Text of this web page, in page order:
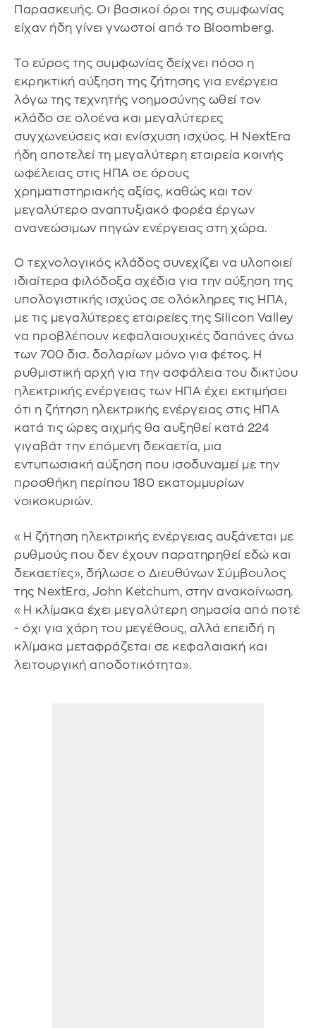
Παρασκευής. Οι βασικοί όροι της συμφωνίας
είχαν ήδη γίνει γνωστοί από το Bloomberg.
Το εύρος της συμφωνίας δείχνει πόσο η
εκρηκτική αύξηση της ζήτησης για ενέργεια
λόγω της τεχνητής νοημοσύνης ωθεί τον
κλάδο σε ολοένα και μεγαλύτερες
συγχωνεύσεις και ενίσχυση ισχύος. Η NextEra
ήδη αποτελεί τη μεγαλύτερη εταιρεία κοινής
ωφέλειας στις ΗΠΑ σε όρους
χρηματιστηριακής αξίας, καθώς και τον
μεγαλύτερο αναπτυξιακό φορέα έργων
ανανεώσιμων πηγών ενέργειας στη χώρα.
Ο τεχνολογικός κλάδος συνεχίζει να υλοποιεί
ιδιαίτερα φιλόδοξα σχέδια για την αύξηση της
υπολογιστικής ισχύος σε ολόκληρες τις ΗΠΑ,
με τις μεγαλύτερες εταιρείες της Silicon Valley
να προβλέπουν κεφαλαιουχικές δαπάνες άνω
των 700 δισ. δολαρίων μόνο για φέτος. Η
ρυθμιστική αρχή για την ασφάλεια του δικτύου
ηλεκτρικής ενέργειας των ΗΠΑ έχει εκτιμήσει
ότι η ζήτηση ηλεκτρικής ενέργειας στις ΗΠΑ
κατά τις ώρες αιχμής θα αυξηθεί κατά 224
γιγαβάτ την επόμενη δεκαετία, μια
εντυπωσιακή αύξηση που ισοδυναμεί με την
προσθήκη περίπου 180 εκατομμυρίων
νοικοκυριών.
«Η ζήτηση ηλεκτρικής ενέργειας αυξάνεται με
ρυθμούς που δεν έχουν παρατηρηθεί εδώ και
δεκαετίες», δήλωσε ο Διευθύνων Σύμβουλος
της NextEra, John Ketchum, στην ανακοίνωση.
«Η κλίμακα έχει μεγαλύτερη σημασία από ποτέ
- όχι για χάρη του μεγέθους, αλλά επειδή η
κλίμακα μεταφράζεται σε κεφαλαιακή και
λειτουργική αποδοτικότητα».